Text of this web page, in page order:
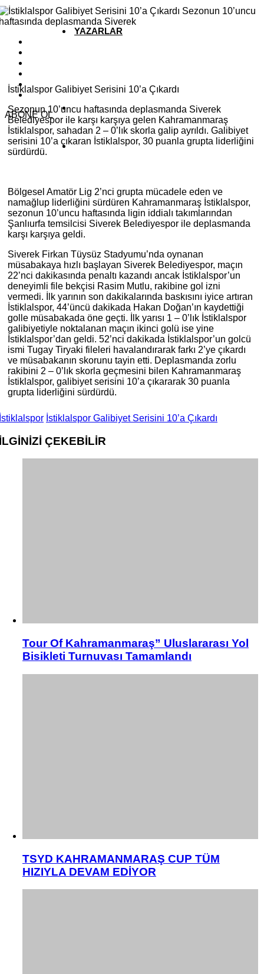
YAZARLAR
ABONE OL
İstiklalspor Galibiyet Serisini 10’a Çıkardı
Sezonun 10’uncu haftasında deplasmanda Siverek
Belediyespor ile karşı karşıya gelen Kahramanmaraş
İstiklalspor, sahadan 2 – 0’lık skorla galip ayrıldı. Galibiyet
serisini 10’a çıkaran İstiklalspor, 30 puanla grupta liderliğini
sürdürdü.
Bölgesel Amatör Lig 2’nci grupta mücadele eden ve
namağlup liderliğini sürdüren Kahramanmaraş İstiklalspor,
sezonun 10’uncu haftasında ligin iddialı takımlarından
Şanlıurfa temsilcisi Siverek Belediyespor ile deplasmanda
karşı karşıya geldi.
Siverek Firkan Tüysüz Stadyumu’nda oynanan
müsabakaya hızlı başlayan Siverek Belediyespor, maçın
22’nci dakikasında penaltı kazandı ancak İstiklalspor’un
deneyimli file bekçisi Rasim Mutlu, rakibine gol izni
vermedi. İlk yarının son dakikalarında baskısını iyice artıran
İstiklalspor, 44’üncü dakikada Hakan Doğan’ın kaydettiği
golle müsabakada öne geçti. İlk yarısı 1 – 0’lık İstiklalspor
galibiyetiyle noktalanan maçın ikinci golü ise yine
İstiklalspor’dan geldi. 52’nci dakikada İstiklalspor’un golcü
ismi Tugay Tiryaki fileleri havalandırarak farkı 2’ye çıkardı
ve müsabakanın skorunu tayin etti. Deplasmanda zorlu
rakibini 2 – 0’lık skorla geçmesini bilen Kahramanmaraş
İstiklalspor, galibiyet serisini 10’a çıkararak 30 puanla
grupta liderliğini sürdürdü.
İstiklalspor Galibiyet Serisini 10’a Çıkardı
ÇEKEBİLİR
Tour Of Kahramanmaraş” Uluslararası Yol
Bisikleti Turnuvası Tamamlandı
TSYD KAHRAMANMARAŞ CUP TÜM
HIZIYLA DEVAM EDİYOR